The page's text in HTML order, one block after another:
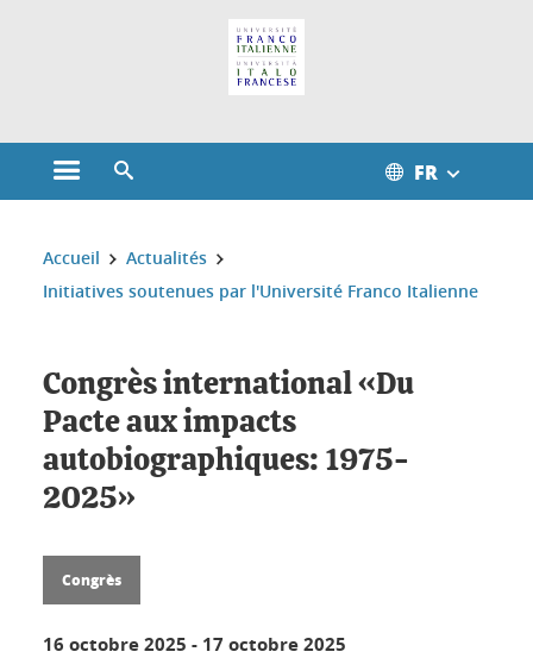
Ouvrir le menu principal FR
Vous êtes ici :
Accueil
Actualités
Initiatives soutenues par l'Université Franco Italienne
Congrès international «Du
Pacte aux impacts
autobiographiques: 1975-
2025»
Congrès
16 octobre 2025 - 17 octobre 2025